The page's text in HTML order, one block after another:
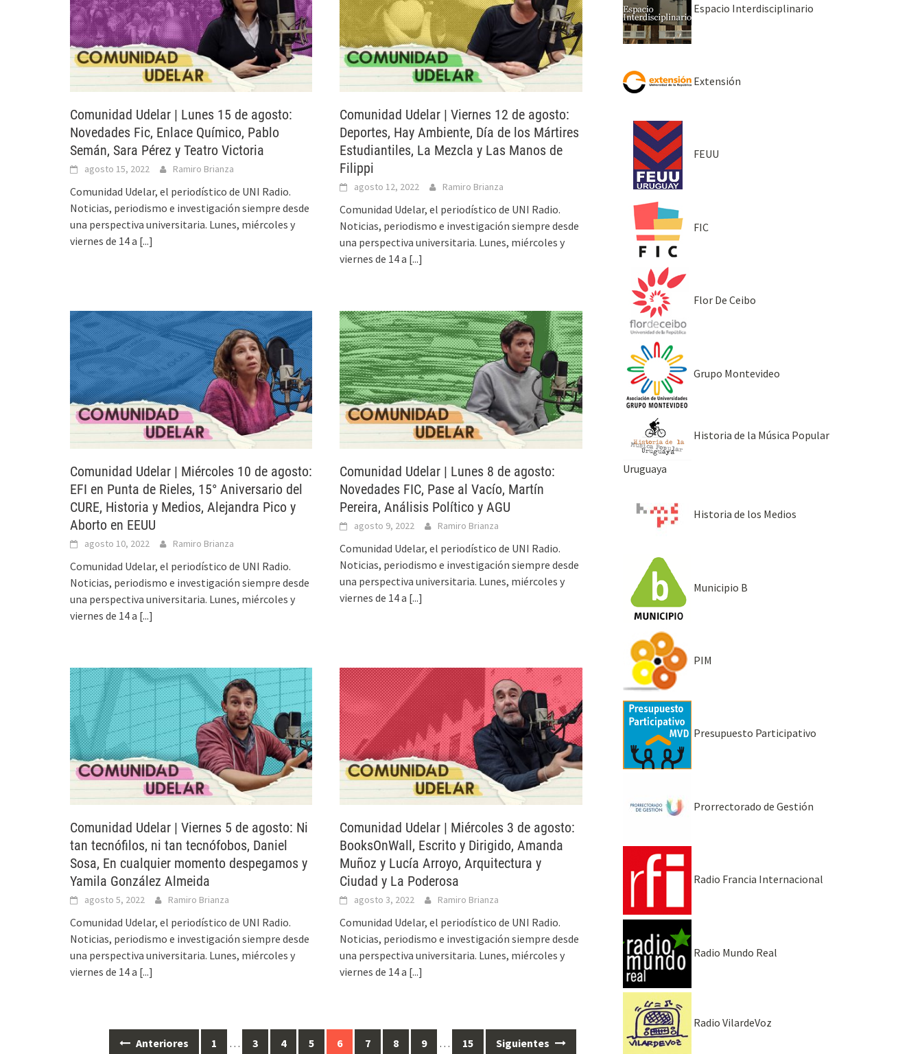
Comunidad Udelar | Lunes 15 de agosto:
Novedades Fic, Enlace Químico, Pablo
Semán, Sara Pérez y Teatro Victoria
agosto 15, 2022 Ramiro Brianza
Comunidad Udelar, el periodístico de UNI Radio.
Noticias, periodismo e investigación siempre desde
una perspectiva universitaria. Lunes, miércoles y
viernes de 14 a [...]
Comunidad Udelar | Viernes 12 de agosto:
Deportes, Hay Ambiente, Día de los Mártires
Estudiantiles, La Mezcla y Las Manos de
Filippi
agosto 12, 2022 Ramiro Brianza
Comunidad Udelar, el periodístico de UNI Radio.
Noticias, periodismo e investigación siempre desde
una perspectiva universitaria. Lunes, miércoles y
viernes de 14 a [...]
Comunidad Udelar | Miércoles 10 de agosto:
EFI en Punta de Rieles, 15° Aniversario del
CURE, Historia y Medios, Alejandra Pico y
Aborto en EEUU
agosto 10, 2022 Ramiro Brianza
Comunidad Udelar, el periodístico de UNI Radio.
Noticias, periodismo e investigación siempre desde
una perspectiva universitaria. Lunes, miércoles y
viernes de 14 a [...]
Comunidad Udelar | Lunes 8 de agosto:
Novedades FIC, Pase al Vacío, Martín
Pereira, Análisis Político y AGU
agosto 9, 2022 Ramiro Brianza
Comunidad Udelar, el periodístico de UNI Radio.
Noticias, periodismo e investigación siempre desde
una perspectiva universitaria. Lunes, miércoles y
viernes de 14 a [...]
Comunidad Udelar | Viernes 5 de agosto: Ni
tan tecnófilos, ni tan tecnófobos, Daniel
Sosa, En cualquier momento despegamos y
Yamila González Almeida
agosto 5, 2022 Ramiro Brianza
Comunidad Udelar, el periodístico de UNI Radio.
Noticias, periodismo e investigación siempre desde
una perspectiva universitaria. Lunes, miércoles y
viernes de 14 a [...]
Comunidad Udelar | Miércoles 3 de agosto:
BooksOnWall, Escrito y Dirigido, Amanda
Muñoz y Lucía Arroyo, Arquitectura y
Ciudad y La Poderosa
agosto 3, 2022 Ramiro Brianza
Comunidad Udelar, el periodístico de UNI Radio.
Noticias, periodismo e investigación siempre desde
una perspectiva universitaria. Lunes, miércoles y
viernes de 14 a [...]
Anteriores 1 … 3 4 5 6 7 8 9 … 15 Siguientes
Espacio Interdisciplinario
Extensión
FEUU
FIC
Flor De Ceibo
Grupo Montevideo
Historia de la Música Popular
Uruguaya
Historia de los Medios
Municipio B
PIM
Presupuesto Participativo
Prorrectorado de Gestión
Radio Francia Internacional
Radio Mundo Real
Radio VilardeVoz